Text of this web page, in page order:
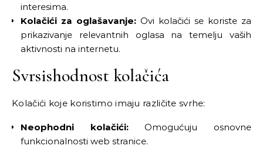
interesima.
Kolačići za oglašavanje: Ovi kolačići se koriste za
prikazivanje relevantnih oglasa na temelju vaših
aktivnosti na internetu.
Svrsishodnost kolačića
Kolačići koje koristimo imaju različite svrhe:
Neophodni kolačići:Omogućuju osnovne
funkcionalnosti web stranice.